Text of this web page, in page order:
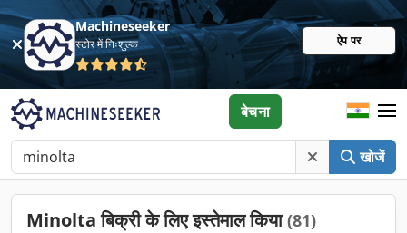
Machineseeker
स्टोर में निःशुल्क ऐप पर
खोजें
बेचना
Minolta बिक्री के लिए इस्तेमाल किया(81)